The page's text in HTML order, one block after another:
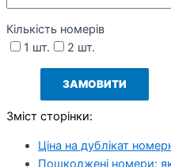
Кількість номерів
1 шт.
2 шт.
Зміст сторінки:
Ціна на дублікат